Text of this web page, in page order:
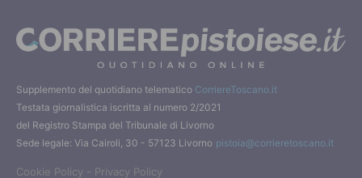
Supplemento del quotidiano telematico CorriereToscano.it
Testata giornalistica iscritta al numero 2/2021
del Registro Stampa del Tribunale di Livorno
Sede legale: Via Cairoli, 30 - 57123 Livorno pistoia@corrieretoscano.it
Cookie Policy - Privacy Policy